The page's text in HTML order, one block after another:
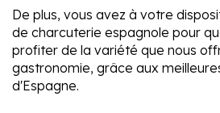
De plus, vous avez à votre
de charcuterie espagnole pour
profiter de la variété que nous
gastronomie, grâce aux
d'Espagne.